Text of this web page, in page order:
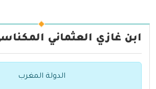
ابن غازي العثماني
الدولة المغرب